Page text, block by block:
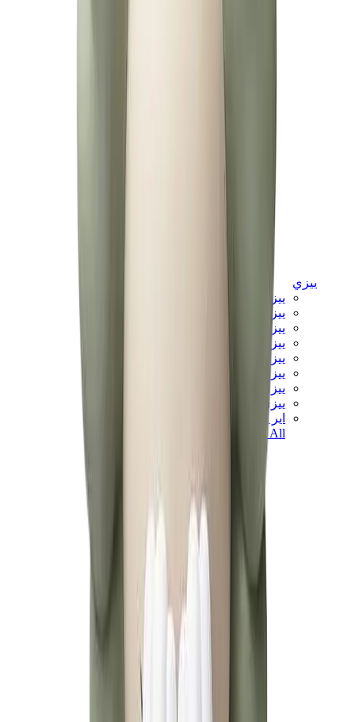
ييزي
ييزي سلايدز
ييزي 350 V2
ييزي فوم رانر
ييزي 380
ييزي 450
ييزي 500
ييزي 700
ييزي V3
اير ييزي
View All